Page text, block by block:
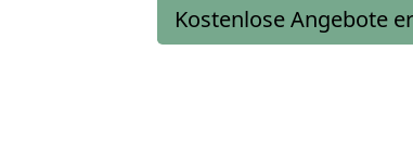
Kostenlose Angebote